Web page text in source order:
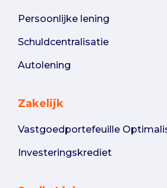
Persoonlijke lening
Schuldcentralisatie
Autolening
Zakelijk
Vastgoedportefeuille
Investeringskrediet